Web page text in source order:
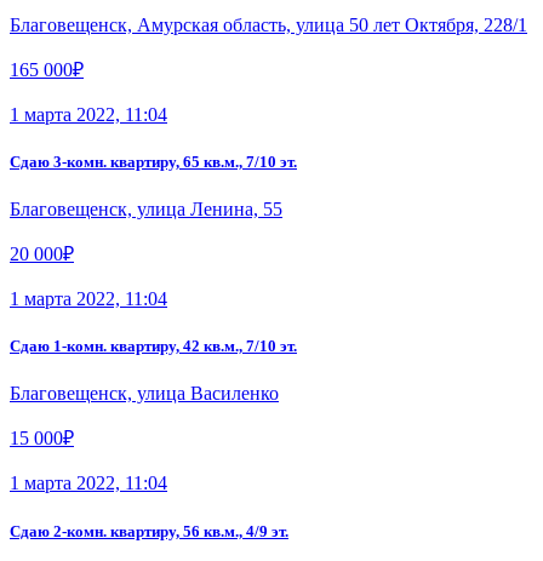
Благовещенск, Амурская область, улица 50 лет Октября, 228/1
165 000₽
1 марта 2022, 11:04
Сдаю 3-комн. квартиру, 65 кв.м., 7/10 эт.
Благовещенск, улица Ленина, 55
20 000₽
1 марта 2022, 11:04
Сдаю 1-комн. квартиру, 42 кв.м., 7/10 эт.
Благовещенск, улица Василенко
15 000₽
1 марта 2022, 11:04
Сдаю 2-комн. квартиру, 56 кв.м., 4/9 эт.